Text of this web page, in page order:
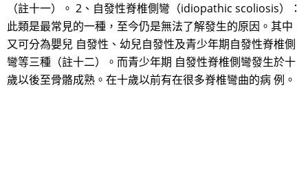
（註十一）。 2、自發性脊椎側彎（idiopathic scoliosis）：
此類是最常見的一種，至今仍是無法了解發生的原因。其中
又可分為嬰兒 自發性、幼兒自發性及青少年期自發性脊椎側
彎等三種（註十二）。而青少年期 自發性脊椎側彎發生於十
歲以後至骨骼成熟。在十歲以前有在很多脊椎彎曲的病 例。